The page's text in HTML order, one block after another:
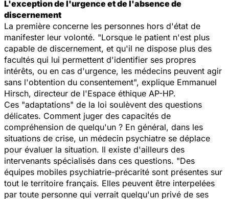
L'exception de l'urgence et de l'absence de
discernement
La première concerne les personnes hors d'état de
manifester leur volonté. "Lorsque le patient n'est plus
capable de discernement, et qu'il ne dispose plus des
facultés qui lui permettent d'identifier ses propres
intérêts, ou en cas d'urgence, les médecins peuvent agir
sans l'obtention du consentement", explique Emmanuel
Hirsch, directeur de l'Espace éthique AP-HP.
Ces "adaptations" de la loi soulèvent des questions
délicates. Comment juger des capacités de
compréhension de quelqu'un ? En général, dans les
situations de crise, un médecin psychiatre se déplace
pour évaluer la situation. Il existe d'ailleurs des
intervenants spécialisés dans ces questions. "Des
équipes mobiles psychiatrie-précarité sont présentes sur
tout le territoire français. Elles peuvent être interpelées
par toute personne qui verrait quelqu'un privé de ses